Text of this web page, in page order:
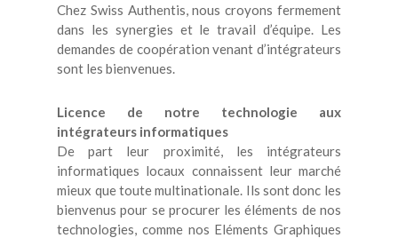
Chez Swiss Authentis, nous croyons fermement
dans les synergies et le travail d’équipe. Les
demandes de coopération venant d’intégrateurs
sont les bienvenues.
Licence de notre technologie aux
intégrateurs informatiques
De part leur proximité, les intégrateurs
informatiques locaux connaissent leur marché
mieux que toute multinationale. Ils sont donc les
bienvenus pour se procurer les éléments de nos
technologies, comme nos Eléments Graphiques